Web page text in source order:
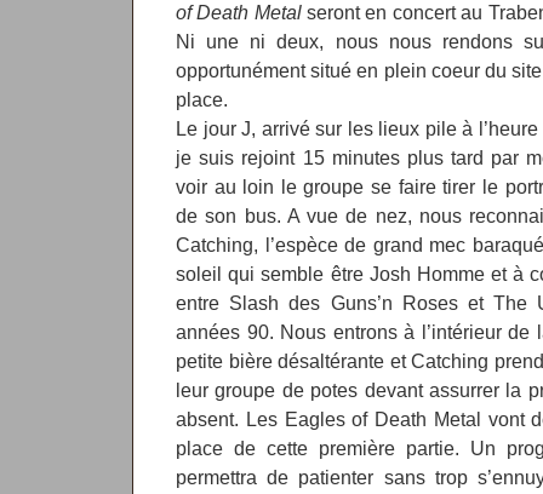
of Death Metalseront en concert au
Ni une ni deux, nous nous rendons
opportunément situé en plein coeur du
place.
Le jour J, arrivé sur les lieux pile à
je suis rejoint 15 minutes plus tard par
voir au loin le groupe se faire tirer le
de son bus. A vue de nez, nous
Catching, l’espèce de grand mec
soleil qui semble être Josh Homme et à
entre Slash des Guns’n Roses et The
années 90. Nous entrons à l’intérieur
petite bière désaltérante et Catching
leur groupe de potes devant assurrer la
absent. Les Eagles of Death Metal vont
place de cette première partie. Un
permettra de patienter sans trop